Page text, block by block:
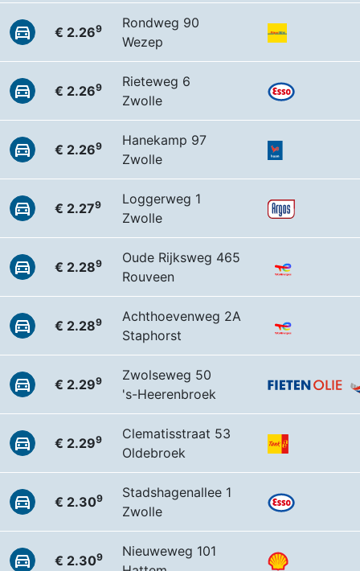
€ 2.269
Rondweg 90
Wezep
€ 2.269
Rieteweg 6
Zwolle
€ 2.269
Hanekamp 97
Zwolle
€ 2.279
Loggerweg 1
Zwolle
€ 2.289
Oude Rijksweg 465
Rouveen
€ 2.289
Achthoevenweg 2A
Staphorst
€ 2.299
Zwolseweg 50
's-Heerenbroek
€ 2.299
Clematisstraat 53
Oldebroek
€ 2.309
Stadshagenallee 1
Zwolle
€ 2.309
Nieuweweg 101